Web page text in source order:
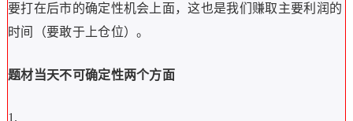
要打在后市的确定性机会上面，这也是我们赚取主要利润的
时间（要敢于上仓位）。
题材当天不可确定性两个方面